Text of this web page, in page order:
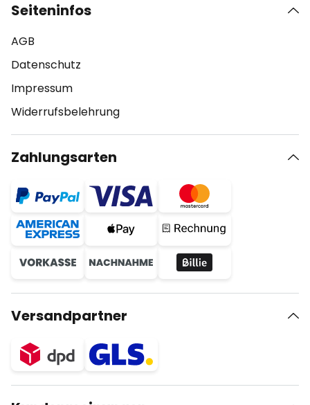
Seiteninfos
AGB
Datenschutz
Impressum
Widerrufsbelehrung
Zahlungsarten
Versandpartner